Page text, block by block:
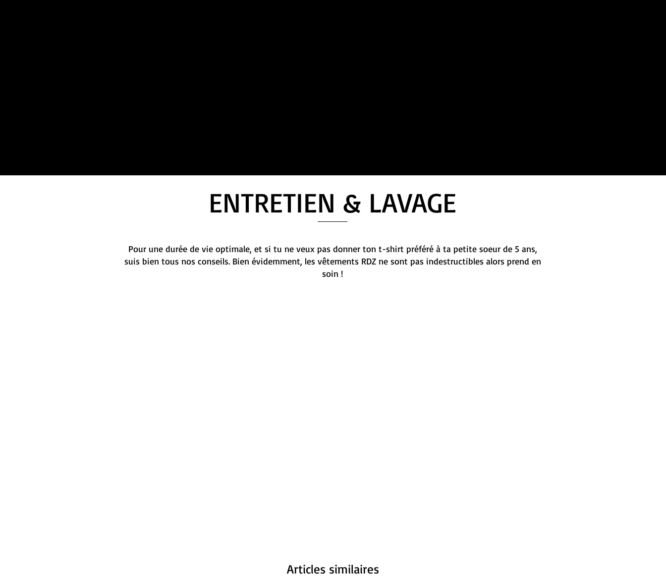
ENTRETIEN & LAVAGE
Pour une durée de vie optimale, et si tu ne veux pas donner ton t-shirt préféré à ta petite soeur de 5 ans,
suis bien tous nos conseils. Bien évidemment, les vêtements RDZ ne sont pas indestructibles alors prend en
soin !
Articles similaires